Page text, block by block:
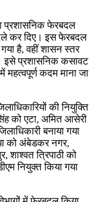
प्रशासनिक फेरबदल
कर दिए। इस फेरबदल
है, वहीं शासन स्तर
इसे प्रशासनिक कसावट
महत्वपूर्ण कदम माना जा
की नियुक्ति
को एटा, अमित आसेरी
बनाया गया
को अंबेडकर नगर,
त्रिपाठी को
नियुक्त किया गया